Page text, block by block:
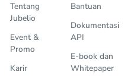
Tentang
Jubelio
Event &
Promo
Karir
Bantuan
Dokumentasi
API
E-book dan
Whitepaper